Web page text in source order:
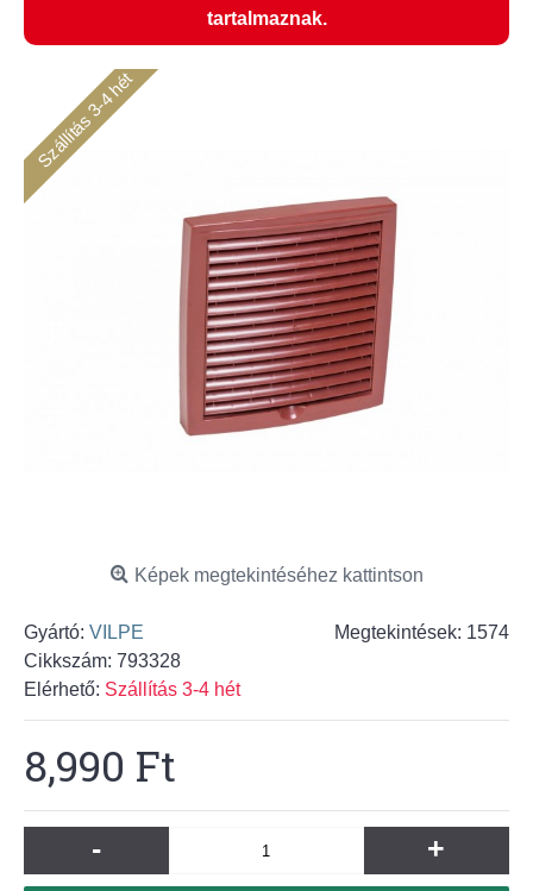
tartalmaznak.
Szállítás 3-4 hét
Képek megtekintéséhez kattintson
Megtekintések: 1574
Gyártó: VILPE
Cikkszám: 793328
Elérhető: Szállítás 3-4 hét
8,990 Ft
- +